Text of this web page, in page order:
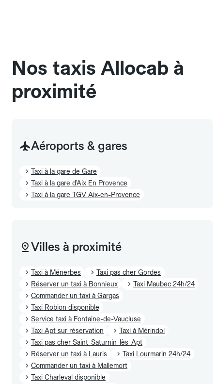
Nos taxis Allocab à
proximité
Aéroports & gares
Taxi à la gare de Gare
Taxi à la gare d'Aix En Provence
Taxi à la gare TGV Aix-en-Provence
Villes à proximité
Taxi à Ménerbes
Taxi pas cher Gordes
Réserver un taxi à Bonnieux
Taxi Maubec 24h/24
Commander un taxi à Gargas
Taxi Robion disponible
Service taxi à Fontaine-de-Vaucluse
Taxi Apt sur réservation
Taxi à Mérindol
Taxi pas cher Saint-Saturnin-lès-Apt
Réserver un taxi à Lauris
Taxi Lourmarin 24h/24
Commander un taxi à Mallemort
Taxi Charleval disponible